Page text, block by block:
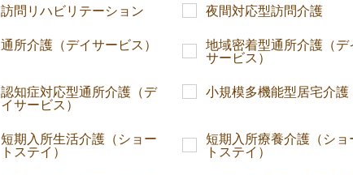
訪問リハビリテーション 夜間対応型訪問介護
通所介護（デイサービス）
地域密着型通所介護（デ
サービス）
認知症対応型通所介護（デ
イサービス）
小規模多機能型居宅介護
短期入所生活介護（ショー
トステイ）
短期入所療養介護（ショ
トステイ）